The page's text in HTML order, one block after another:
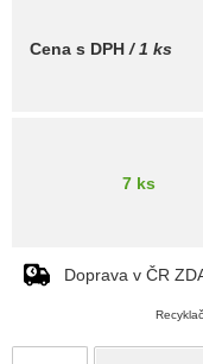
Cena s DPH / 1 ks
7 ks
Doprava v ČR